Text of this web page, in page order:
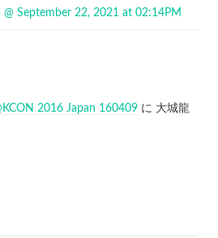
@ September 22, 2021 at 02:14PM
2016 Japan 160409 に 大城龍